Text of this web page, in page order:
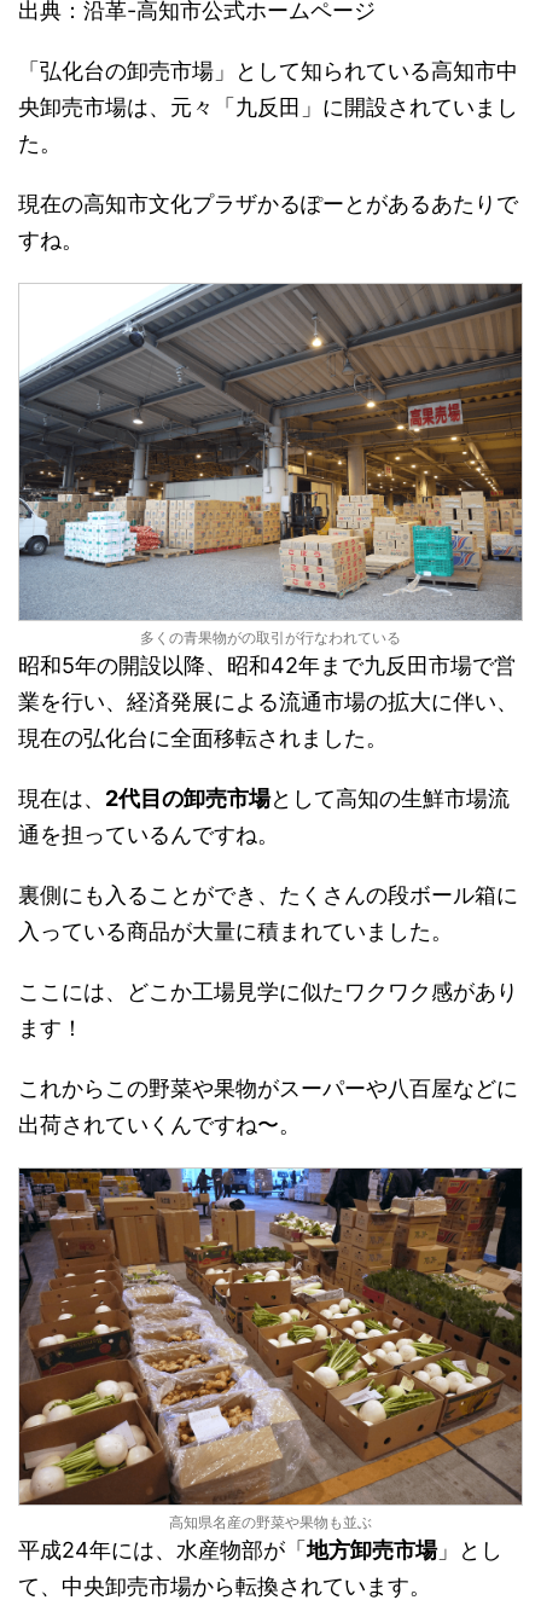
出典：沿革-高知市公式ホームページ
「弘化台の卸売市場」として知られている高知市中
央卸売市場は、元々「九反田」に開設されていまし
た。
現在の高知市文化プラザかるぽーとがあるあたりで
すね。
多くの青果物がの取引が行なわれている
昭和5年の開設以降、昭和42年まで九反田市場で営
業を行い、経済発展による流通市場の拡大に伴い、
現在の弘化台に全面移転されました。
現在は、 2代目の卸売市場として高知の生鮮市場流
通を担っているんですね。
裏側にも入ることができ、たくさんの段ボール箱に
入っている商品が大量に積まれていました。
ここには、どこか工場見学に似たワクワク感があり
ます！
これからこの野菜や果物がスーパーや八百屋などに
出荷されていくんですね〜。
高知県名産の野菜や果物も並ぶ
平成24年には、水産物部が「地方卸売市場」とし
て、中央卸売市場から転換されています。